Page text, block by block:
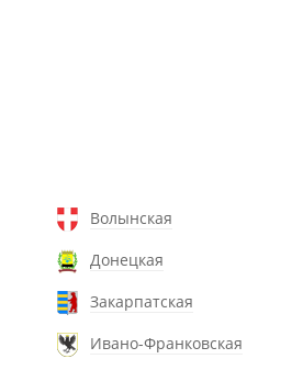
Волынская
Донецкая
Закарпатская
Ивано-Франковская